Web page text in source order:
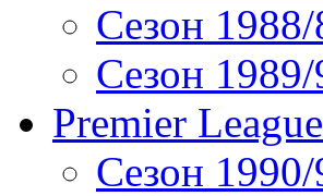
Сезон 1988/
Сезон 1989/
Premier
Сезон 1990/